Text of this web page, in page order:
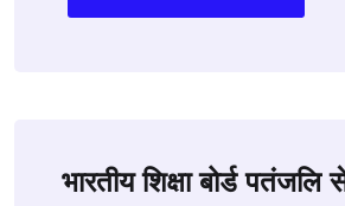
भारतीय शिक्षा बोर्ड